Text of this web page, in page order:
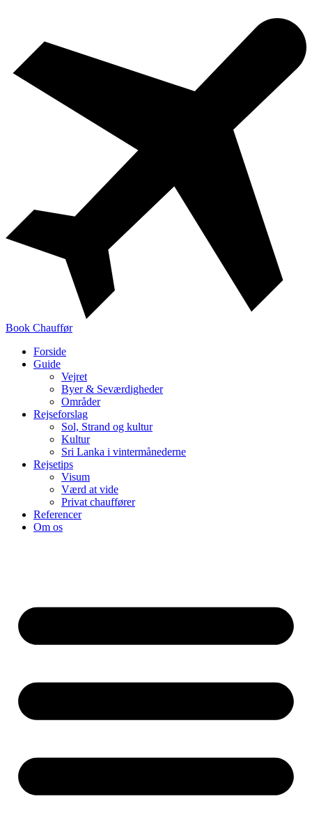
Book Chauffør
Forside
Guide
Vejret
Byer & Seværdigheder
Områder
Rejseforslag
Sol, Strand og kultur
Kultur
Sri Lanka i vintermånederne
Rejsetips
Visum
Værd at vide
Privat chauffører
Referencer
Om os